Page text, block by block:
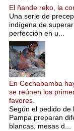
El ñande reko, la
Una serie de
indígena de
perfección en u...
En Cochabamba
se reúnen los
favores.
Según el pedido de
Pampa preparan
blancas, mesas d...